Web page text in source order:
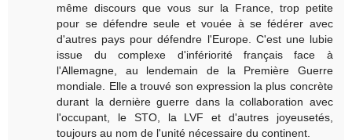
même discours que vous sur la France, trop petite
pour se défendre seule et vouée à se fédérer avec
d'autres pays pour défendre l'Europe. C'est une lubie
issue du complexe d'infériorité français face à
l'Allemagne, au lendemain de la Première Guerre
mondiale. Elle a trouvé son expression la plus concrète
durant la dernière guerre dans la collaboration avec
l'occupant, le STO, la LVF et d'autres joyeusetés,
toujours au nom de l'unité nécessaire du continent.